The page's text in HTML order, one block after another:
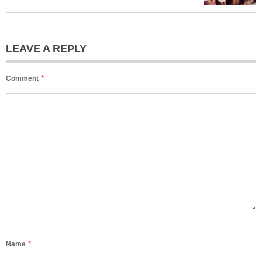
LEAVE A REPLY
Comment *
Name *